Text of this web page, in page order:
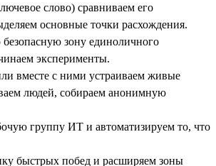
слово) сравниваем его
основные точки расхождения.
зону единоличного
эксперименты.
вместе с ними устраиваем живые
людей, собираем анонимную
группу ИТ и автоматизируем то, что
быстрых побед и расширяем зоны